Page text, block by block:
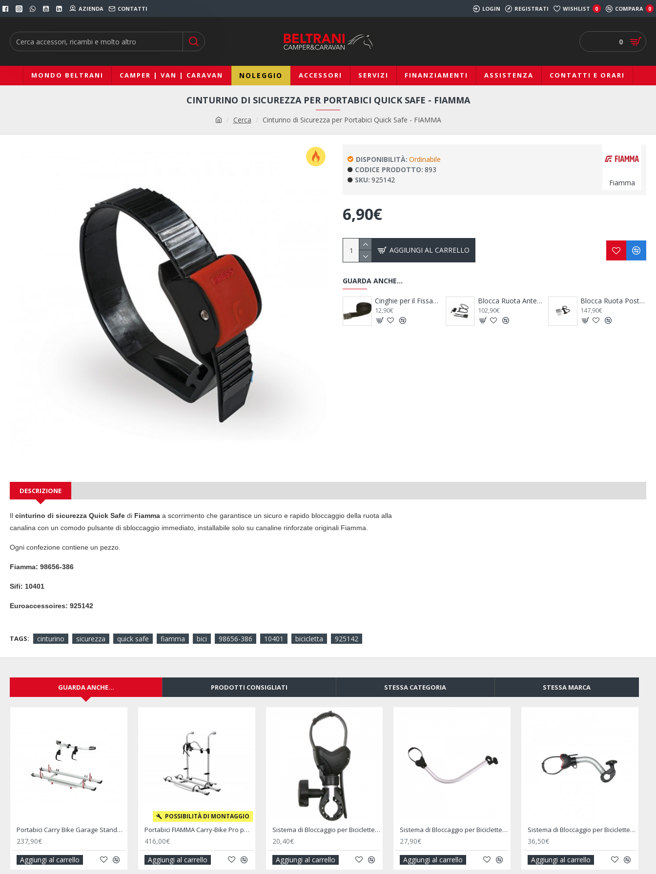
AZIENDA CONTATTI LOGIN REGISTRATI WISHLIST 0 COMPARA 0
0
MONDO BELTRANI CAMPER | VAN | CARAVAN NOLEGGIO ACCESSORI SERVIZI FINANZIAMENTI ASSISTENZA CONTATTI E ORARI
Cerca Cinturino di Sicurezza per Portabici Quick Safe - FIAMMA
CINTURINO DI SICUREZZA PER PORTABICI QUICK SAFE - FIAMMA
DISPONIBILITÀ: Ordinabile
CODICE PRODOTTO: 893
SKU: 925142 Fiamma
6,90€
AGGIUNGI AL CARRELLO
GUARDA ANCHE...
Blocca Ruota Posteriore Moto Wheel Chock Rear - FIAMMA
49,90€
Blocca Ruota Anteriore Moto Wheel Chock Front - FIAMMA
102,90€
Blocca Ruota Posteriore Moto Wheel Chock Rear - FIAMMA
147,90€
Cartello Carichi Sporgenti Alu Signal - FIAMMA
49,90€
DESCRIZIONE
Il cinturino di sicurezza Quick Safe di Fiamma a scorrimento che garantisce un sicuro e rapido bloccaggio della ruota alla
canalina con un comodo pulsante di sbloccaggio immediato, installabile solo su canaline rinforzate originali Fiamma.
Ogni confezione contiene un pezzo.
Fiamma: 98656-386
Sifi: 10401
Euroaccessoires: 925142
TAGS: cinturino sicurezza quick safe fiamma bici 98656-386 10401 bicicletta 925142
GUARDA ANCHE... PRODOTTI CONSIGLIATI STESSA CATEGORIA STESSA MARCA
102,90€
Aggiungi al carrello
147,90€
Aggiungi al carrello
49,90€
Aggiungi al carrello
12,90€
Aggiungi al carrello
Kit Frame Cargo Back - FIAMMA
74,90€
Aggiungi al carrello